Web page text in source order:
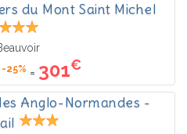
du Mont Saint Michel
-25% = 301€
Anglo-Normandes -